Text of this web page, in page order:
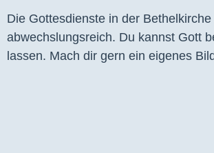
Die Gottesdienste in der
abwechslungsreich. Du kannst Gott
lassen. Mach dir gern ein eigenes